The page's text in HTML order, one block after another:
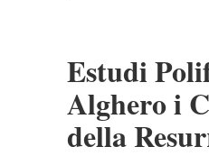
Estudi
Alghero i
della